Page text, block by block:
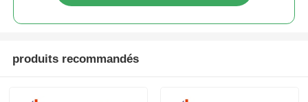
produits recommandés